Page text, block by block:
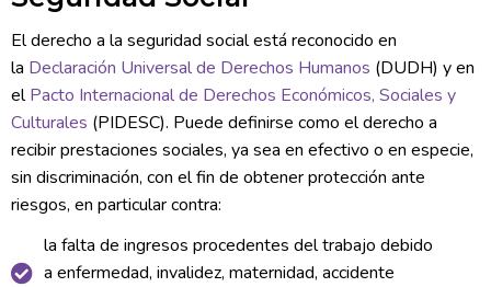
El derecho a la seguridad social está reconocido en
la Declaración Universal de Derechos Humanos (DUDH) y en
elPacto Internacional de Derechos Económicos, Sociales y
Culturales (PIDESC). Puede definirse como el derecho a
recibir prestaciones sociales, ya sea en efectivo o en especie,
sin discriminación, con el fin de obtener protección ante
riesgos, en particular contra:
la falta de ingresos procedentes del trabajo debido
a enfermedad, invalidez, maternidad, accidente